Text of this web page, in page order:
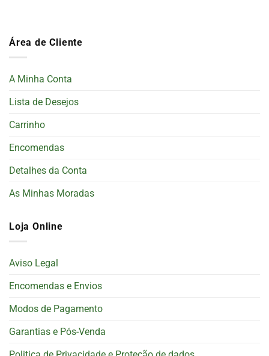
Área de Cliente
A Minha Conta
Lista de Desejos
Carrinho
Encomendas
Detalhes da Conta
As Minhas Moradas
Loja Online
Aviso Legal
Encomendas e Envios
Modos de Pagamento
Garantias e Pós-Venda